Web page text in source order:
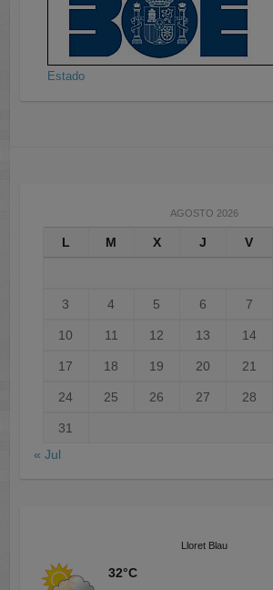
Estado
AGOSTO 2026
L M X J V
3 4 5 6 7
10 11 12 13 14
17 18 19 20 21
24 25 26 27 28
31
« Jul
Lloret Blau
32°C